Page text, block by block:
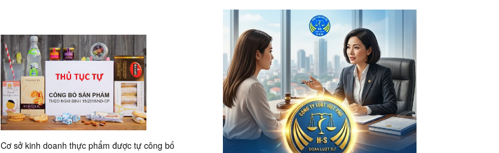
Cơ sở kinh doanh thực phẩm được tự công bố